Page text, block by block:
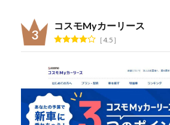
コスモMyカーリース
4.5